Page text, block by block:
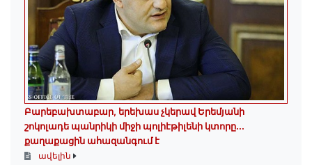
Բարեբախտաբար, երեխաս չկերավ Երեմյանի
շոկոլադե պանրիկի միջի պոլիէթիլենի կտորը․․․
քաղաքացին ահազանգում է
ավելին